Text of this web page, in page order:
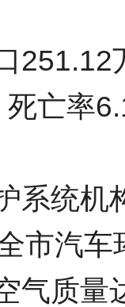
亡率
系统机
市汽
气质量